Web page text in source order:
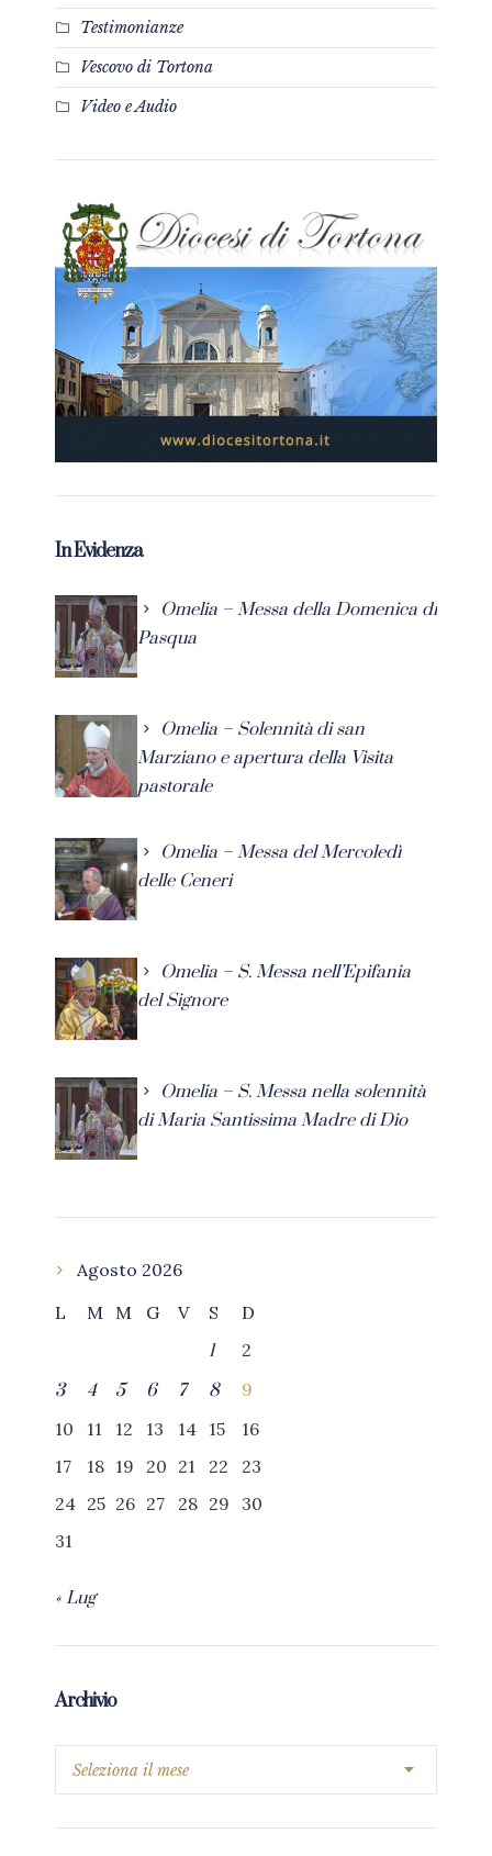
Testimonianze
Vescovo di Tortona
Video e Audio
In Evidenza
Omelia – Messa della Domenica di
Pasqua
Omelia – Solennità di san
Marziano e apertura della Visita
pastorale
Omelia – Messa del Mercoledì
delle Ceneri
Omelia – S. Messa nell’Epifania
del Signore
Omelia – S. Messa nella solennità
di Maria Santissima Madre di Dio
Agosto 2026
L
M M G V S
D
1
2
3
4 5 6 7 8
9
10
11 12 13 14 15
16
17
18 19 20 21 22
23
24 25 26 27 28 29
30
31
« Lug
Archivio